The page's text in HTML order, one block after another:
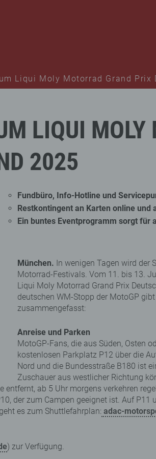
Liqui Moly Motorrad Grand Prix
LIQUI MOLY
2025
Fundbüro, Info-Hotline und
Restkontingent an Karten online und
Ein buntes Eventprogramm sorgt für
München. In wenigen Tagen wird der
Motorrad-Festivals. Vom 11. bis 13.
Liqui Moly Motorrad Grand Prix
deutschen WM-Stopp der MotoGP
zusammengefasst:
Anreise und Parken
MotoGP-Fans, die aus Süden, Osten
kostenlosen Parkplatz P12 über die
Nord und die Bundesstraße B180 ist
Zuschauer aus westlicher Richtung
ab 5 Uhr morgens verkehren
der zum Campen geeignet ist. Auf
es zum Shuttlefahrplan: adac-
) zur Verfügung.